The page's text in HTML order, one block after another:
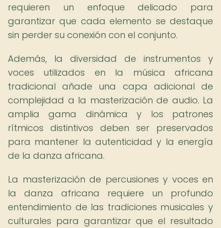
requieren un enfoque delicado para
garantizar que cada elemento se destaque
sin perder su conexión con el conjunto.
Además, la diversidad de instrumentos y
voces utilizados en la música africana
tradicional añade una capa adicional de
complejidad a la masterización de audio. La
amplia gama dinámica y los patrones
rítmicos distintivos deben ser preservados
para mantener la autenticidad y la energía
de la danza africana.
La masterización de percusiones y voces en
la danza africana requiere un profundo
entendimiento de las tradiciones musicales y
culturales para garantizar que el resultado